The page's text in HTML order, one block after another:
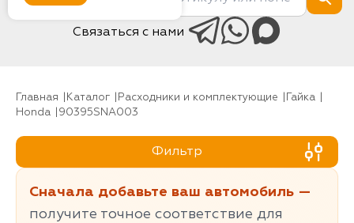
Связаться с нами
Главная Каталог Расходники и комплектующие
гайка
Honda
90395SNA003
Фильтр
Сначала добавьте ваш автомобиль —
получите точное соответствие для